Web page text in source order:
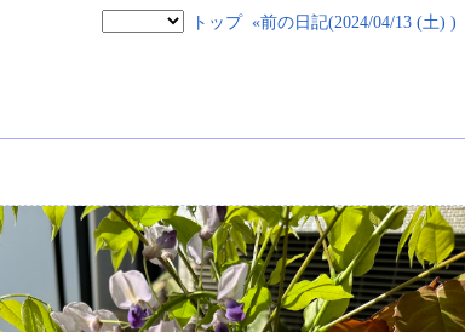
トップ «前の日記(2024/04/13 (土) )